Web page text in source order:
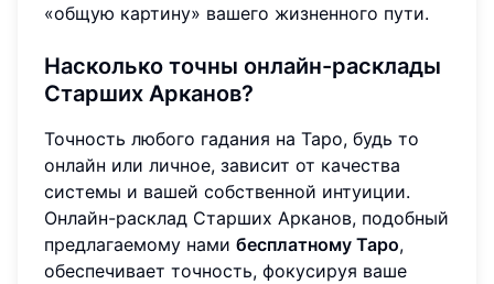
«общую картину» вашего жизненного пути.
Насколько точны онлайн-расклады
Старших Арканов?
Точность любого гадания на Таро, будь то
онлайн или личное, зависит от качества
системы и вашей собственной интуиции.
Онлайн-расклад Старших Арканов, подобный
предлагаемому нами бесплатному Таро,
обеспечивает точность, фокусируя ваше